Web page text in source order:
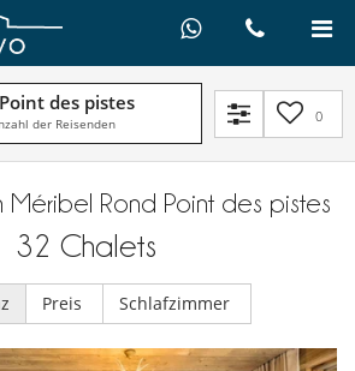
des pistes
der Reisenden 0
Méribel Rond Point des pistes
32 Chalets
Preis Schlafzimmer